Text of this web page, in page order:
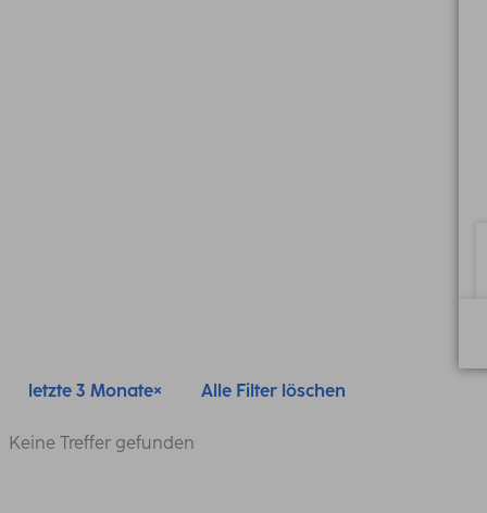
letzte 3 Monate Alle Filter löschen
Keine Treffer gefunden